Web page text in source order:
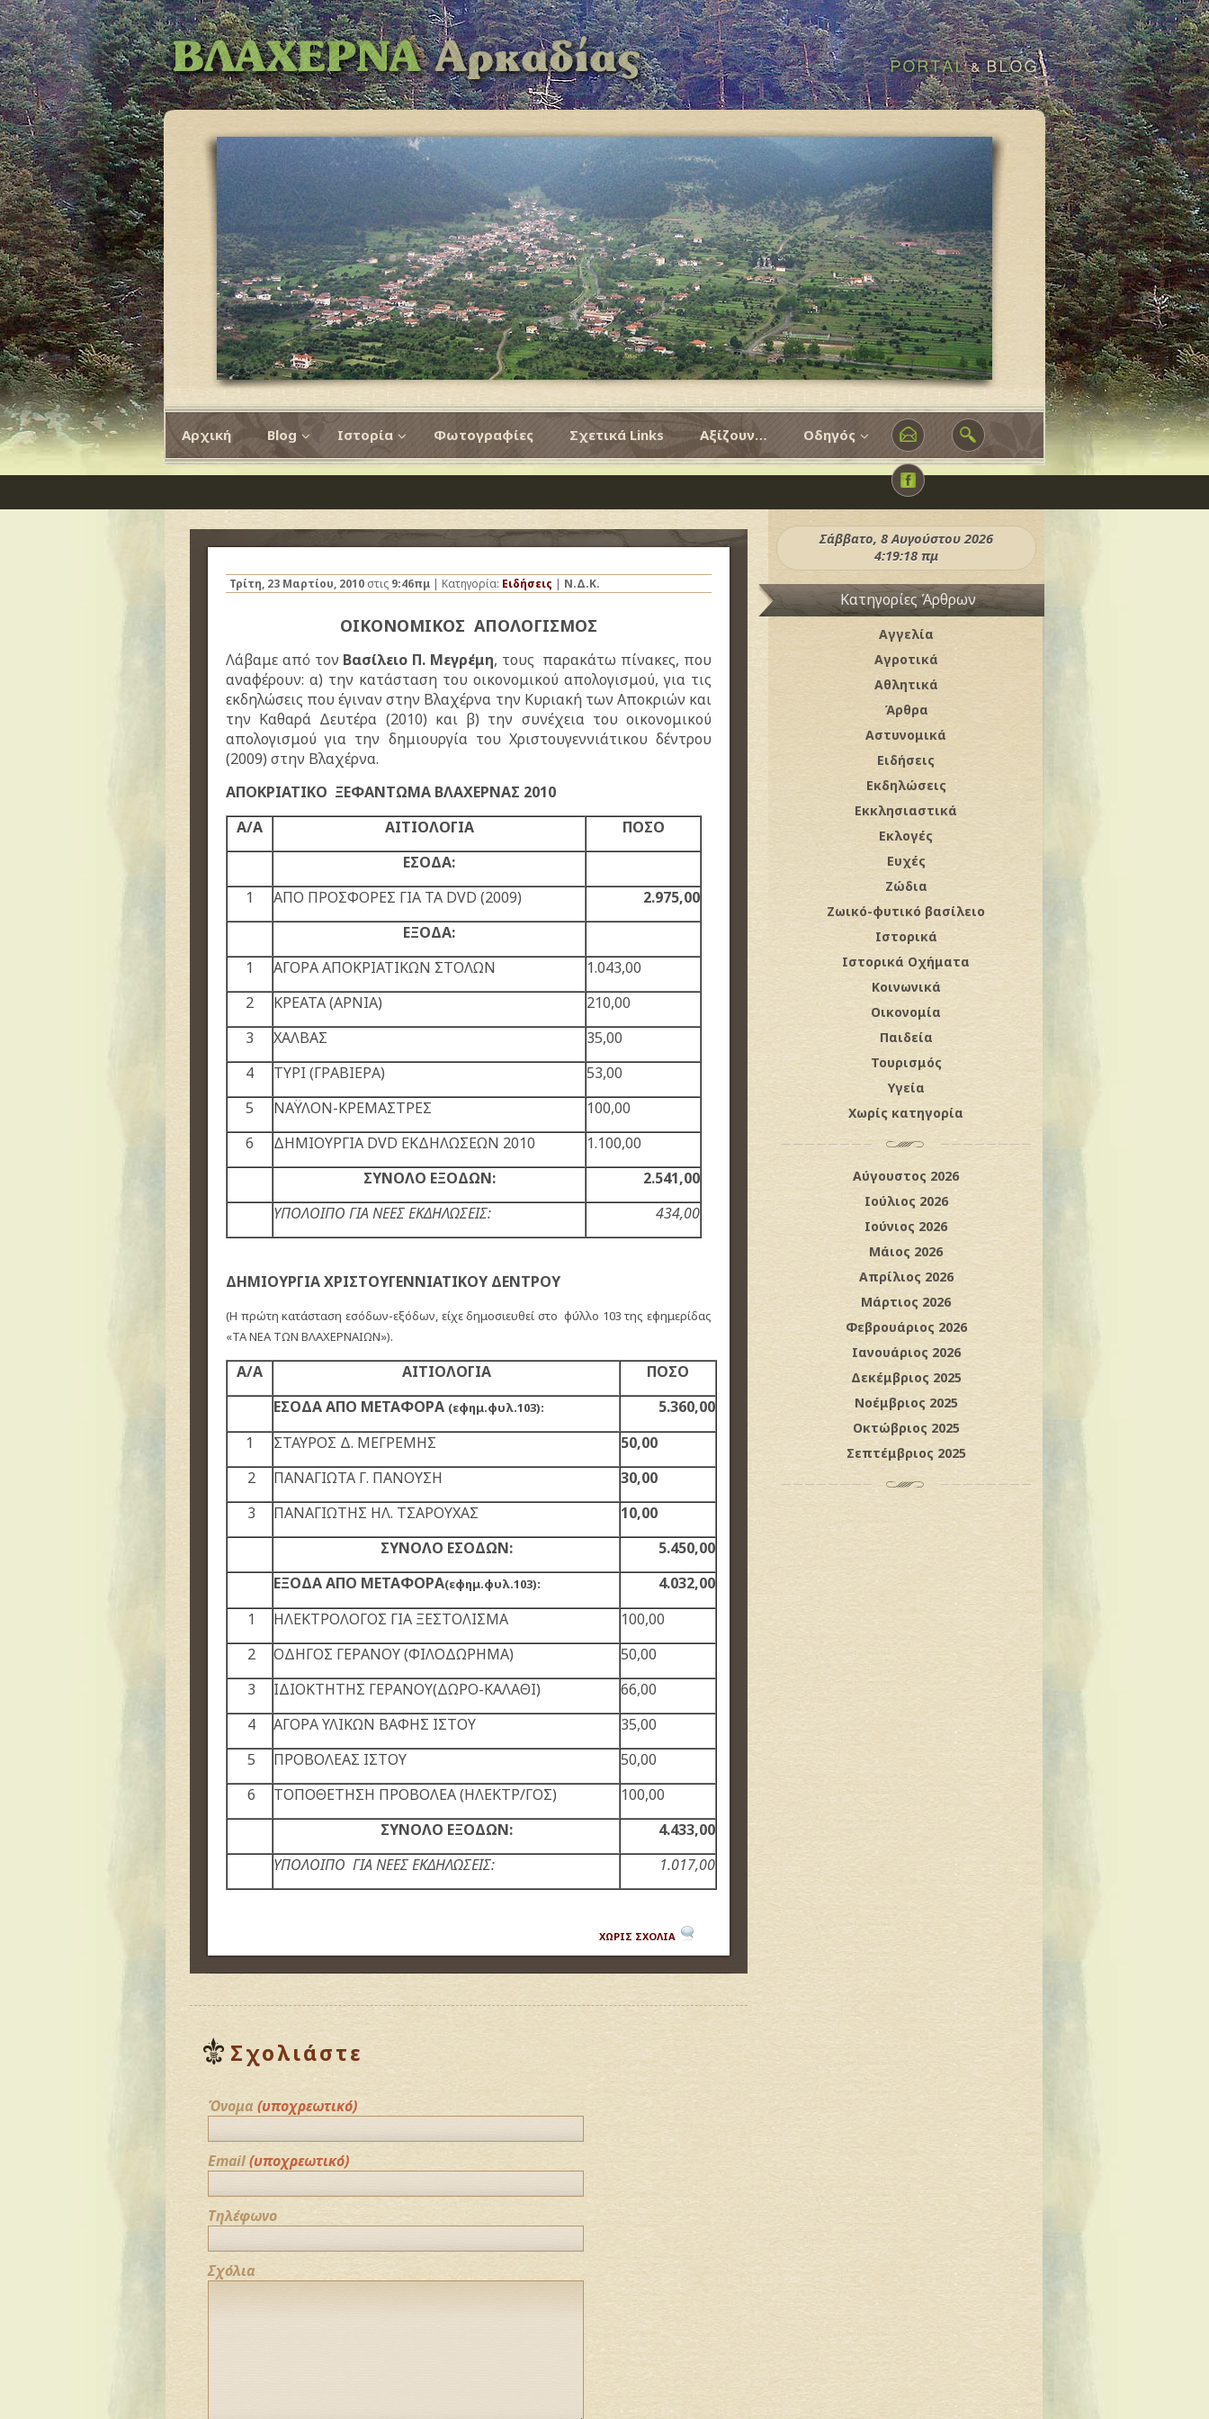
Αρχική Blog Ιστορία Φωτογραφίες Σχετικά Links Αξίζουν… Οδηγός
Τρίτη, 23 Μαρτίου, 2010 στις 9:46πμ | Κατηγορία: Ειδήσεις | Ν.Δ.Κ.
ΟΙΚΟΝΟΜΙΚΟΣ ΑΠΟΛΟΓΙΣΜΟΣ
Λάβαμε από τον Βασίλειο Π. Μεγρέμη, τους παρακάτω πίνακες, που
αναφέρουν: α) την κατάσταση του οικονομικού απολογισμού, για τις
εκδηλώσεις που έγιναν στην Βλαχέρνα την Κυριακή των Αποκριών και
την Καθαρά Δευτέρα (2010) και β) την συνέχεια του οικονομικού
απολογισμού για την δημιουργία του Χριστουγεννιάτικου δέντρου
(2009) στην Βλαχέρνα.
ΑΠΟΚΡΙΑΤΙΚΟ ΞΕΦΑΝΤΩΜΑ ΒΛΑΧΕΡΝΑΣ 2010
Α/Α
ΑΙΤΙΟΛΟΓΙΑ
ΠΟΣΟ
ΕΣΟΔΑ:
1
ΑΠΟ ΠΡΟΣΦΟΡΕΣ ΓΙΑ ΤΑ DVD (2009)
2.975,00
ΕΞΟΔΑ:
1
ΑΓΟΡΑ ΑΠΟΚΡΙΑΤΙΚΩΝ ΣΤΟΛΩΝ
1.043,00
2
ΚΡΕΑΤΑ (ΑΡΝΙΑ)
210,00
3
ΧΑΛΒΑΣ
35,00
4
ΤΥΡΙ (ΓΡΑΒΙΕΡΑ)
53,00
5
ΝΑΫΛΟΝ-ΚΡΕΜΑΣΤΡΕΣ
100,00
6
ΔΗΜΙΟΥΡΓΙΑ DVD ΕΚΔΗΛΩΣΕΩΝ 2010
1.100,00
ΣΥΝΟΛΟ ΕΞΟΔΩΝ:
2.541,00
ΥΠΟΛΟΙΠΟ ΓΙΑ ΝΕΕΣ ΕΚΔΗΛΩΣΕΙΣ:
434,00
ΔΗΜΙΟΥΡΓΙΑ ΧΡΙΣΤΟΥΓΕΝΝΙΑΤΙΚΟΥ ΔΕΝΤΡΟΥ
(Η πρώτη κατάσταση εσόδων-εξόδων, είχε δημοσιευθεί στο φύλλο 103 της εφημερίδας
«ΤΑ ΝΕΑ ΤΩΝ ΒΛΑΧΕΡΝΑΙΩΝ»).
Α/Α ΑΙΤΙΟΛΟΓΙΑ
ΠΟΣΟ
ΕΣΟΔΑ ΑΠΟ ΜΕΤΑΦΟΡΑ (εφημ.φυλ.103):
5.360,00
1
ΣΤΑΥΡΟΣ Δ. ΜΕΓΡΕΜΗΣ
50,00
2
ΠΑΝΑΓΙΩΤΑ Γ. ΠΑΝΟΥΣΗ
30,00
3
ΠΑΝΑΓΙΩΤΗΣ ΗΛ. ΤΣΑΡΟΥΧΑΣ
10,00
ΣΥΝΟΛΟ ΕΣΟΔΩΝ:
5.450,00
ΕΞΟΔΑ ΑΠΟ ΜΕΤΑΦΟΡΑ(εφημ.φυλ.103):
4.032,00
1
ΗΛΕΚΤΡΟΛΟΓΟΣ ΓΙΑ ΞΕΣΤΟΛΙΣΜΑ
100,00
2
ΟΔΗΓΟΣ ΓΕΡΑΝΟΥ (ΦΙΛΟΔΩΡΗΜΑ)
50,00
3
ΙΔΙΟΚΤΗΤΗΣ ΓΕΡΑΝΟΥ(ΔΩΡΟ-ΚΑΛΑΘΙ)
66,00
4
ΑΓΟΡΑ ΥΛΙΚΩΝ ΒΑΦΗΣ ΙΣΤΟΥ
35,00
5
ΠΡΟΒΟΛΕΑΣ ΙΣΤΟΥ
50,00
6
ΤΟΠΟΘΕΤΗΣΗ ΠΡΟΒΟΛΕΑ (ΗΛΕΚΤΡ/ΓΟΣ)
100,00
ΣΥΝΟΛΟ ΕΞΟΔΩΝ:
4.433,00
ΥΠΟΛΟΙΠΟ ΓΙΑ ΝΕΕΣ ΕΚΔΗΛΩΣΕΙΣ:
1.017,00
ΧΩΡΙΣ ΣΧΟΛΙΑ
Σχολιάστε
Όνομα (υποχρεωτικό)
Email(υποχρεωτικό)
Τηλέφωνο
Σχόλια
Σάββατο, 8 Αυγούστου 2026
4:19:20 πμ
Κατηγορίες Άρθρων
Αγγελία
Αγροτικά
Αθλητικά
Άρθρα
Αστυνομικά
Ειδήσεις
Εκδηλώσεις
Εκκλησιαστικά
Εκλογές
Ευχές
Ζώδια
Ζωικό-φυτικό βασίλειο
Ιστορικά
Ιστορικά Οχήματα
Κοινωνικά
Οικονομία
Παιδεία
Τουρισμός
Υγεία
Χωρίς κατηγορία
Αύγουστος 2026
Ιούλιος 2026
Ιούνιος 2026
Μάιος 2026
Απρίλιος 2026
Μάρτιος 2026
Φεβρουάριος 2026
Ιανουάριος 2026
Δεκέμβριος 2025
Νοέμβριος 2025
Οκτώβριος 2025
Σεπτέμβριος 2025